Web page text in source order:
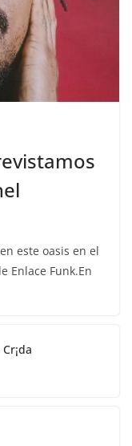
este oasis en el
Enlace Funk.En